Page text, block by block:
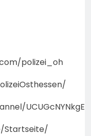
polizei_oh
Startseite/